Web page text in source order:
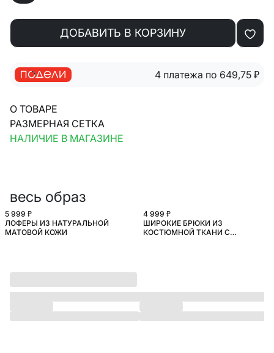
ДОБАВИТЬ В КОРЗИНУ
4 платежа по 649,75 ₽
О ТОВАРЕ
РАЗМЕРНАЯ СЕТКА
НАЛИЧИЕ В МАГАЗИНЕ
весь образ
5 999 ₽
ЛОФЕРЫ ИЗ НАТУРАЛЬНОЙ
МАТОВОЙ КОЖИ
4 999 ₽
ШИРОКИЕ БРЮКИ ИЗ
КОСТЮМНОЙ ТКАНИ С